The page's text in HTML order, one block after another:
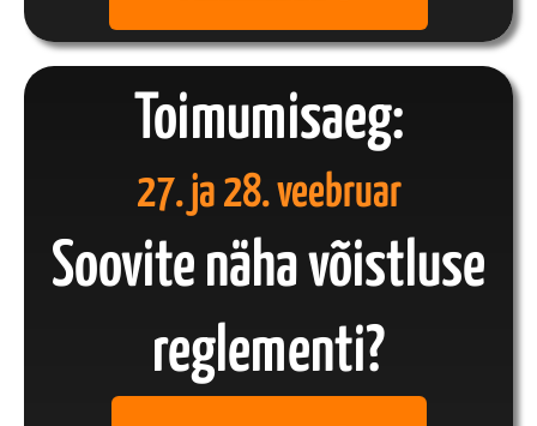
Toimumisaeg:
27. ja 28. veebruar
Soovite näha võistluse
reglementi?